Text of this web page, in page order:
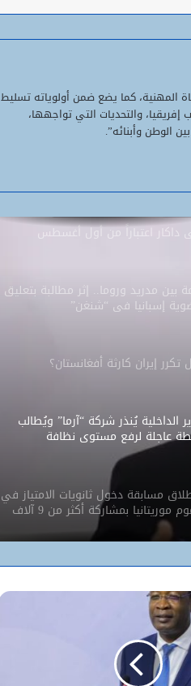
المهنية، كما يضع ضمن أولوياته تسليط
والتحديات التي تواجهها،
الوطن وأبنائه”.
الشرقي وكوركول (الجمعة)
سنوات الماضية أرست أسساً لاقتصاد أكثر
وسيادة
يتصدر خدمات الدفع الإلكتروني
الأمريكية تحيل طلبات التأشيرة
داكار اعتباراً من أول أغسطس
بين مدريد وروما.. إثر مطالبة بتعليق
إسبانيا في “شنغن”
إيران كارثة أفغانستان؟
الداخلية يُنذر شركة “آرما” ويُطالب
عاجلة لرفع مستوى نظافة
نواكشوط
مسابقة دخول ثانويات الامتياز في
عموم موريتانيا بمشاركة أكثر من 9 آلاف
مترشح
استخدم الاحتلال سلاح الإبعاد للتفرد
الأبيض يفتح أخطر ملفات كورونا..
حدث داخل مختبر ووهان؟